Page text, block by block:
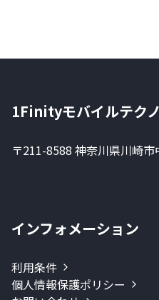
1Finityモバイルテク
〒211-8588 神奈川県川崎
インフォメーション
利用条件
個人情報保護ポリシー